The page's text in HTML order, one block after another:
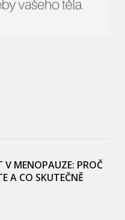
V MENOPAUZE: PROČ
A CO SKUTEČNĚ